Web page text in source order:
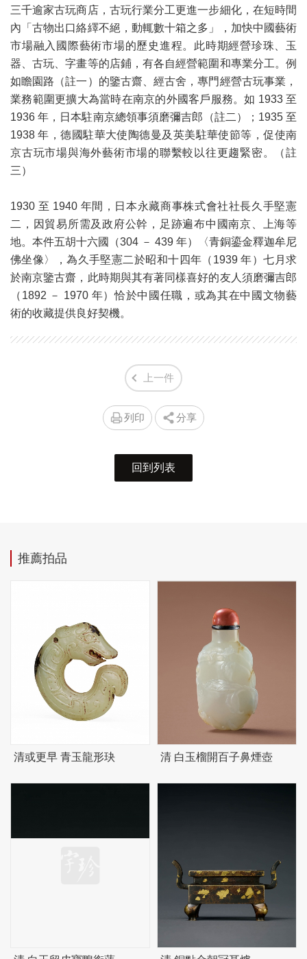
三千逾家古玩商店，古玩行業分工更進一步細化，在短時間
內「古物出口絡繹不絕，動輒數十箱之多」，加快中國藝術
市場融入國際藝術市場的歷史進程。此時期經營珍珠、玉
器、古玩、字畫等的店鋪，有各自經營範圍和專業分工。例
如瞻園路（註一）的鑒古齋、經古舍，專門經營古玩事業，
業務範圍更擴大為當時在南京的外國客戶服務。如 1933 至
1936 年，日本駐南京總領事須磨彌吉郎（註二）；1935 至
1938 年，德國駐華大使陶德曼及英美駐華使節等，促使南
京古玩市場與海外藝術市場的聯繫較以往更趨緊密。（註
三）
1930 至 1940 年間，日本永藏商事株式會社社長久手堅憲
二，因貿易所需及政府公幹，足跡遍布中國南京、上海等
地。本件五胡十六國（304 － 439 年）〈青銅鎏金釋迦牟尼
佛坐像〉，為久手堅憲二於昭和十四年（1939 年）七月求
於南京鑒古齋，此時期與其有著同樣喜好的友人須磨彌吉郎
（1892 － 1970 年）恰於中國任職，或為其在中國文物藝
術的收藏提供良好契機。
上一件
列印 分享
回到列表
推薦拍品
清或更早 青玉龍形玦 清 白玉榴開百子鼻煙壺